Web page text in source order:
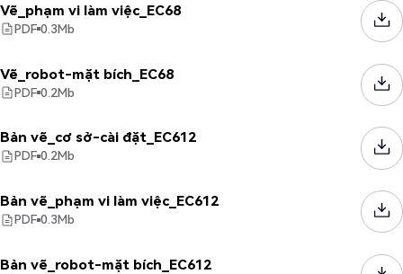
Vẽ_phạm vi làm việc_EC68
PDF 0.3Mb
Vẽ_robot-mặt bích_EC68
PDF 0.2Mb
Bản vẽ_cơ sở-cài đặt_EC612
PDF 0.2Mb
Bản vẽ_phạm vi làm việc_EC612
PDF 0.3Mb
Bản vẽ_robot-mặt bích_EC612